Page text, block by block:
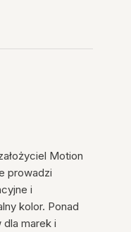
Motion
prowadzi
i
kolor. Ponad
marek i